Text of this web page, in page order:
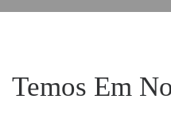
Temos Em